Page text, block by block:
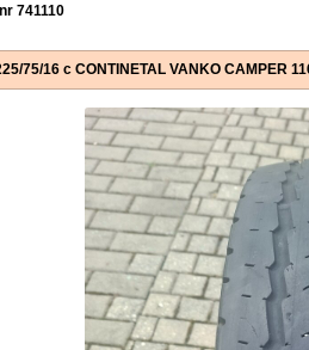
741110
75/16 c CONTINETAL VANKO CAMPER